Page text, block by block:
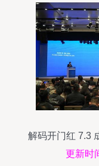
解码开门红 7.3
更新时